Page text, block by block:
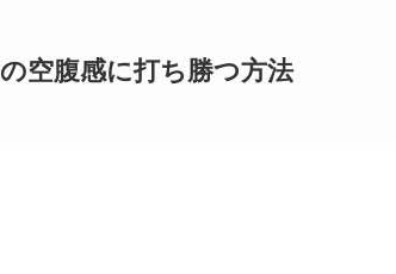
空腹感に打ち勝つ方法